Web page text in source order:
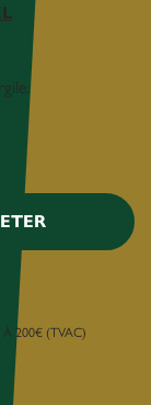
À 200€ (TVAC)